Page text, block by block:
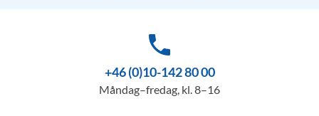
phone
+46 (0)10-142 80 00
Måndag–fredag, kl. 8–16